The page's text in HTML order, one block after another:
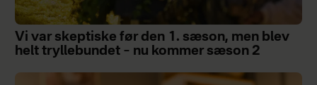
Vi var skeptiske før den 1. sæson, men blev
helt tryllebundet – nu kommer sæson 2